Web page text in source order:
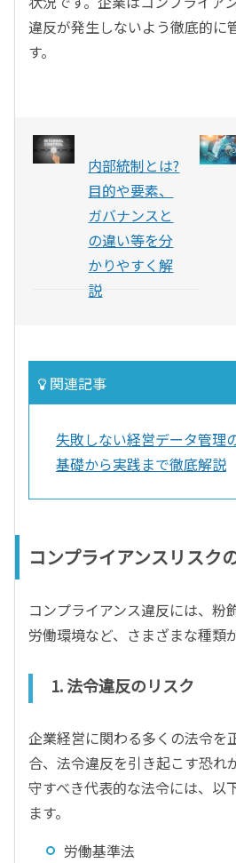
違反が発生しないよう徹底的に
す。
内部統制とは?
目的や要素、
ガバナンスと
の違い等を分
かりやすく解
説
関連記事
失敗しない経営データ管理
基礎から実践まで徹底解説
コンプライアンスリスク
コンプライアンス違反には、粉
労働環境など、さまざまな種類
1. 法令違反のリスク
企業経営に関わる多くの法令を
合、法令違反を引き起こす恐れ
守すべき代表的な法令には、以
ます。
労働基準法